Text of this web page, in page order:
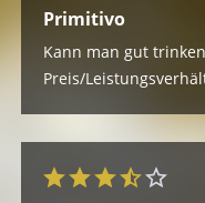
Primitivo
Kann man gut
Preis/